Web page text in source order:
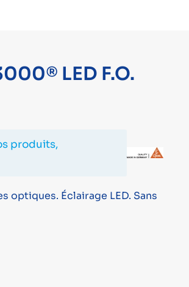
LED F.O.
produits,
optiques. Éclairage LED. Sans